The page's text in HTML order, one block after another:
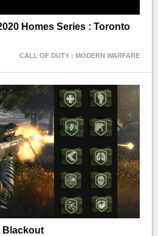
Homes Series : Toronto
CALL OF DUTY : MODERN WARFARE
Blackout